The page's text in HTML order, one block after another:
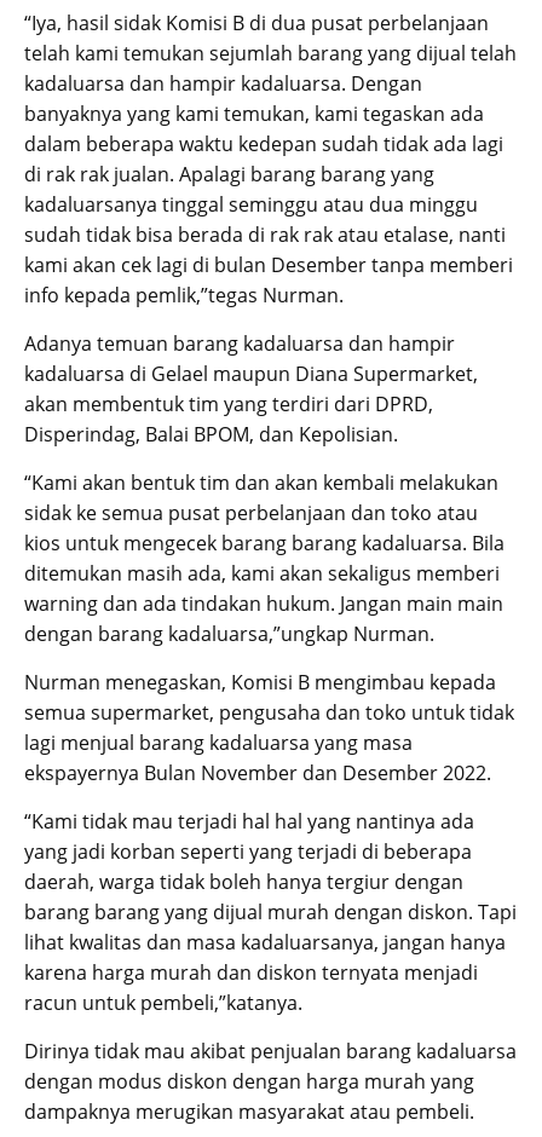
“Iya, hasil sidak Komisi B di dua pusat perbelanjaan
telah kami temukan sejumlah barang yang dijual telah
kadaluarsa dan hampir kadaluarsa. Dengan
banyaknya yang kami temukan, kami tegaskan ada
dalam beberapa waktu kedepan sudah tidak ada lagi
di rak rak jualan. Apalagi barang barang yang
kadaluarsanya tinggal seminggu atau dua minggu
sudah tidak bisa berada di rak rak atau etalase, nanti
kami akan cek lagi di bulan Desember tanpa memberi
info kepada pemlik,”tegas Nurman.
Adanya temuan barang kadaluarsa dan hampir
kadaluarsa di Gelael maupun Diana Supermarket,
akan membentuk tim yang terdiri dari DPRD,
Disperindag, Balai BPOM, dan Kepolisian.
“Kami akan bentuk tim dan akan kembali melakukan
sidak ke semua pusat perbelanjaan dan toko atau
kios untuk mengecek barang barang kadaluarsa. Bila
ditemukan masih ada, kami akan sekaligus memberi
warning dan ada tindakan hukum. Jangan main main
dengan barang kadaluarsa,”ungkap Nurman.
Nurman menegaskan, Komisi B mengimbau kepada
semua supermarket, pengusaha dan toko untuk tidak
lagi menjual barang kadaluarsa yang masa
ekspayernya Bulan November dan Desember 2022.
“Kami tidak mau terjadi hal hal yang nantinya ada
yang jadi korban seperti yang terjadi di beberapa
daerah, warga tidak boleh hanya tergiur dengan
barang barang yang dijual murah dengan diskon. Tapi
lihat kwalitas dan masa kadaluarsanya, jangan hanya
karena harga murah dan diskon ternyata menjadi
racun untuk pembeli,”katanya.
Dirinya tidak mau akibat penjualan barang kadaluarsa
dengan modus diskon dengan harga murah yang
dampaknya merugikan masyarakat atau pembeli.